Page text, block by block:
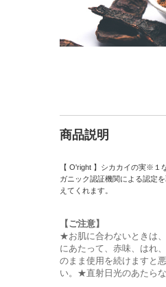
商品説明
【 O'right 】シカカイの実※１
ガニック認証機関による認定
えてくれます。
【ご注意】
★お肌に合わないときは
にあたって、赤味、はれ
のまま使用を続けますと
い。★直射日光のあたら